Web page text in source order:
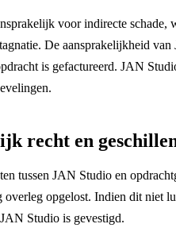
voor indirecte schade,
De aansprakelijkheid
is gefactureerd. JAN
recht en
tussen JAN Studio en
opgelost. Indien dit niet
Studio is gevestigd.